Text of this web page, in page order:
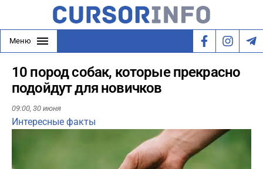
Меню
10 пород собак, которые прекрасно
подойдут для новичков
09:00, 30 июня
Интересные факты